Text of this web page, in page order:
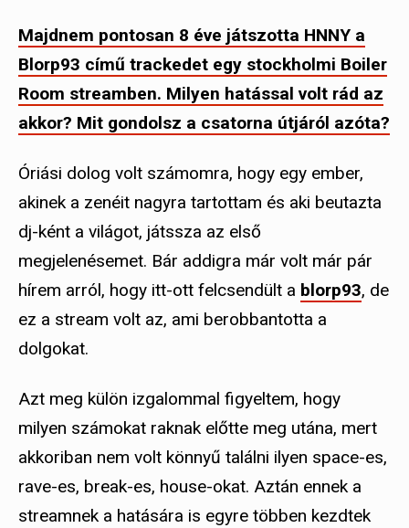
Majdnem pontosan 8 éve játszotta HNNY a
Blorp93 című trackedet egy stockholmi Boiler
Room streamben. Milyen hatással volt rád az
akkor? Mit gondolsz a csatorna útjáról azóta?
Óriási dolog volt számomra, hogy egy ember,
akinek a zenéit nagyra tartottam és aki beutazta
dj-ként a világot, játssza az első
megjelenésemet. Bár addigra már volt már pár
hírem arról, hogy itt-ott felcsendült a blorp93, de
ez a stream volt az, ami berobbantotta a
dolgokat.
Azt meg külön izgalommal figyeltem, hogy
milyen számokat raknak előtte meg utána, mert
akkoriban nem volt könnyű találni ilyen space-es,
rave-es, break-es, house-okat. Aztán ennek a
streamnek a hatására is egyre többen kezdtek